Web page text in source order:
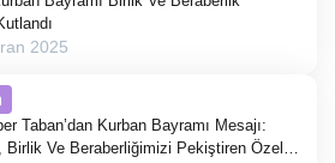
2025
Taban’dan Kurban Bayramı Mesajı:
Birlik Ve Beraberliğimizi Pekiştiren Özel